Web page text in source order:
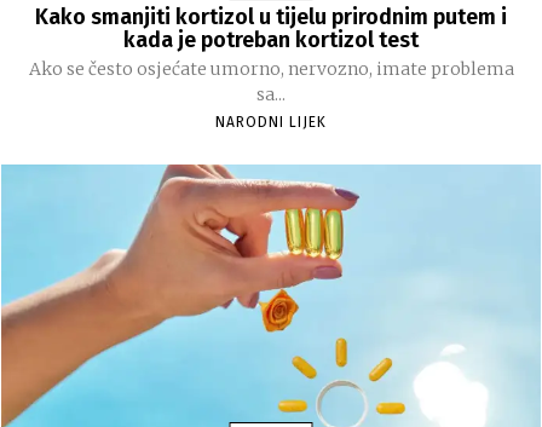
Kako smanjiti kortizol u tijelu prirodnim putem i
kada je potreban kortizol test
Ako se često osjećate umorno, nervozno, imate problema
sa...
NARODNI LIJEK